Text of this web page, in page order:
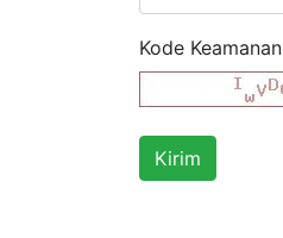
Kode Keamanan